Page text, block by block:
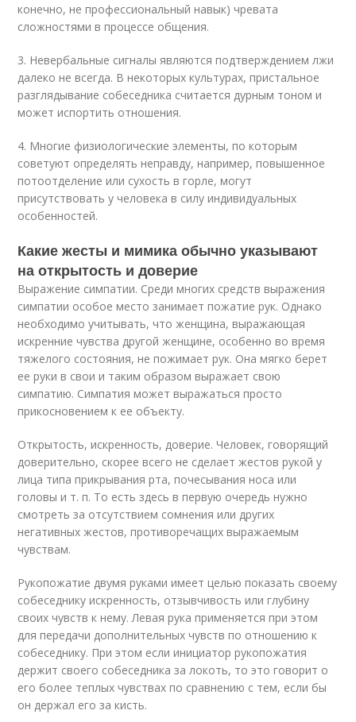
конечно, не профессиональный навык) чревата
сложностями в процессе общения.
3. Невербальные сигналы являются подтверждением лжи
далеко не всегда. В некоторых культурах, пристальное
разглядывание собеседника считается дурным тоном и
может испортить отношения.
4. Многие физиологические элементы, по которым
советуют определять неправду, например, повышенное
потоотделение или сухость в горле, могут
присутствовать у человека в силу индивидуальных
особенностей.
Какие жесты и мимика обычно указывают
на открытость и доверие
Выражение симпатии. Среди многих средств выражения
симпатии особое место занимает пожатие рук. Однако
необходимо учитывать, что женщина, выражающая
искренние чувства другой женщине, особенно во время
тяжелого состояния, не пожимает рук. Она мягко берет
ее руки в свои и таким образом выражает свою
симпатию. Симпатия может выражаться просто
прикосновением к ее объекту.
Открытость, искренность, доверие. Человек, говорящий
доверительно, скорее всего не сделает жестов рукой у
лица типа прикрывания рта, почесывания носа или
головы и т. п. То есть здесь в первую очередь нужно
смотреть за отсутствием сомнения или других
негативных жестов, противоречащих выражаемым
чувствам.
Рукопожатие двумя руками имеет целью показать своему
собеседнику искренность, отзывчивость или глубину
своих чувств к нему. Левая рука применяется при этом
для передачи дополнительных чувств по отношению к
собеседнику. При этом если инициатор рукопожатия
держит своего собеседника за локоть, то это говорит о
его более теплых чувствах по сравнению с тем, если бы
он держал его за кисть.